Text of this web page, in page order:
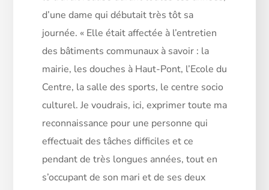
d’une dame qui débutait très tôt sa
journée. « Elle était affectée à l’entretien
des bâtiments communaux à savoir : la
mairie, les douches à Haut-Pont, l’Ecole du
Centre, la salle des sports, le centre socio
culturel. Je voudrais, ici, exprimer toute ma
reconnaissance pour une personne qui
effectuait des tâches difficiles et ce
pendant de très longues années, tout en
s’occupant de son mari et de ses deux